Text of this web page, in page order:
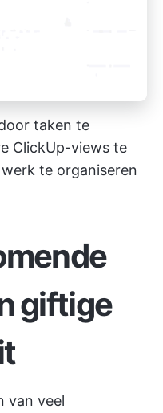
taken te
ClickUp-views te
te organiseren
giftige
van veel